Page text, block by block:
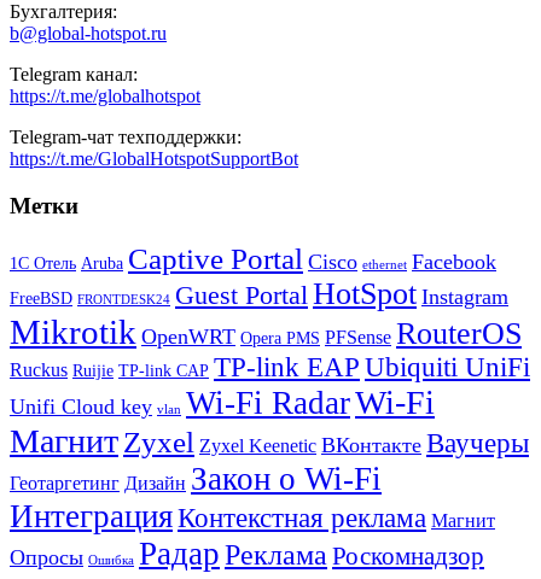
Бухгалтерия:
b@global-hotspot.ru
Telegram канал:
https://t.me/globalhotspot
Telegram-чат техподдержки:
https://t.me/GlobalHotspotSupportBot
Метки
1С Отель Aruba Captive Portal Cisco ethernet Facebook
FreeBSD FRONTDESK24 Guest Portal HotSpot Instagram
Mikrotik OpenWRT Opera PMS PFSense RouterOS
Ruckus Ruijie TP-link CAP TP-link EAP Ubiquiti UniFi
Unifi Cloud key vlan Wi-Fi RadarWi-Fi
МагнитZyxel Zyxel Keenetic ВКонтакте Ваучеры
Геотаргетинг Дизайн Закон о Wi-Fi
ИнтеграцияКонтекстная реклама Магнит
Опросы Ошибка РадарРеклама Роскомнадзор